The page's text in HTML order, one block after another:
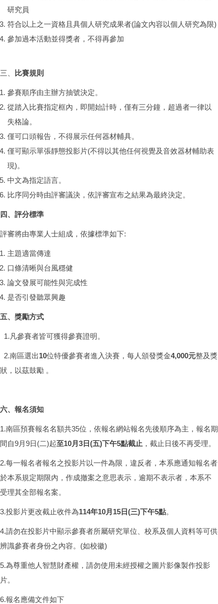
研究員
符合以上之一資格且具個人研究成果者(論文內容以個人研究為限)
參加過本活動並得獎者，不得再參加
三、 比賽規則
參賽順序由主辦方抽號決定。
從踏入比賽指定框內，即開始計時，僅有三分鐘，超過者一律以
失格論。
僅可口頭報告，不得展示任何器材輔具。
僅可顯示單張靜態投影片(不得以其他任何視覺及音效器材輔助表
現)。
中文為指定語言。
比序同分時由評審議決，依評審宣布之結果為最終決定。
四、評分標準
評審將由專業人士組成，依據標準如下:
主題適當傳達
口條清晰與台風穩健
論文發展可能性與完成性
是否引發聽眾興趣
五、獎勵方式
1.凡參賽者皆可獲得參賽證明。
2.南區選出10位特優參賽者進入決賽，每人頒發獎金4,000元整及獎
狀，以茲鼓勵 。
六、報名須知
1.南區預賽報名名額共35位，依報名網站報名先後順序為主，報名期
間自9月9日(二)起至10月3日(五)下午5點截止 ，截止日後不再受理。
2.每一報名者報名之投影片以一件為限，違反者，本系應通知報名者
於本系規定期限內，作成撤案之意思表示，逾期不表示者，本系不
受理其全部報名案。
3.投影片更改截止收件為114年10月15日(三)下午5點。
4.請勿在投影片中顯示參賽者所屬研究單位、校系及個人資料等可供
辨識參賽者身份之內容。(如校徽)
5.為尊重他人智慧財產權，請勿使用未經授權之圖片影像製作投影
片。
6.報名應備文件如下